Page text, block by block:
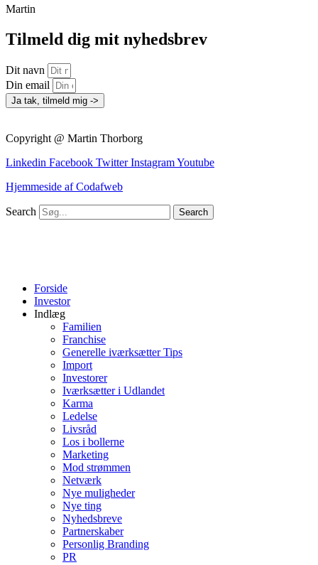
Martin
Tilmeld dig mit nyhedsbrev
Dit navn
Din email
Ja tak, tilmeld mig ->
Copyright @ Martin Thorborg
Linkedin Facebook Twitter InstagramYoutube
Hjemmeside af Codafweb
Search Search
Forside
Investor
Indlæg
Familien
Franchise
Generelle iværksætter Tips
Import
Investorer
Iværksætter i Udlandet
Karma
Ledelse
Livsråd
Los i bollerne
Marketing
Mod strømmen
Netværk
Nye muligheder
Nye ting
Nyhedsbreve
Partnerskaber
Personlig Branding
PR